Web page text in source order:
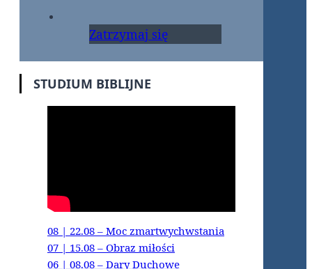
Zatrzymaj się
STUDIUM BIBLIJNE
08 | 22.08 – Moc zmartwychwstania
07 | 15.08 – Obraz miłości
06 | 08.08 – Dary Duchowe